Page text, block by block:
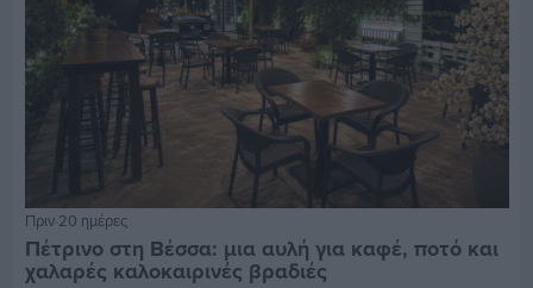
Πριν 20 ημέρες
Πέτρινο στη Βέσσα: μια αυλή για καφέ, ποτό και
χαλαρές καλοκαιρινές βραδιές